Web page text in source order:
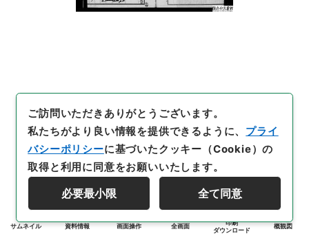
サムネイル 資料情報 画面操作 全画面
印刷
ダウンロード
概観図
ご訪問いただきありがとうございます。
私たちがより良い情報を提供できるように、 プライ
バシーポリシーに基づいたクッキー（Cookie）の
取得と利用に同意をお願いいたします。
必要最小限 全て同意